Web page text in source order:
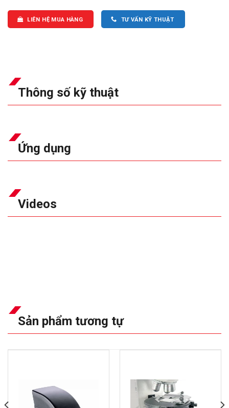
LIÊN HỆ MUA HÀNG TƯ VẤN KỸ THUẬT
Thông số kỹ thuật
Ứng dụng
Videos
Sản phẩm tương tự